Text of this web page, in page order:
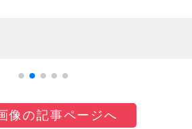
像の記事ページへ